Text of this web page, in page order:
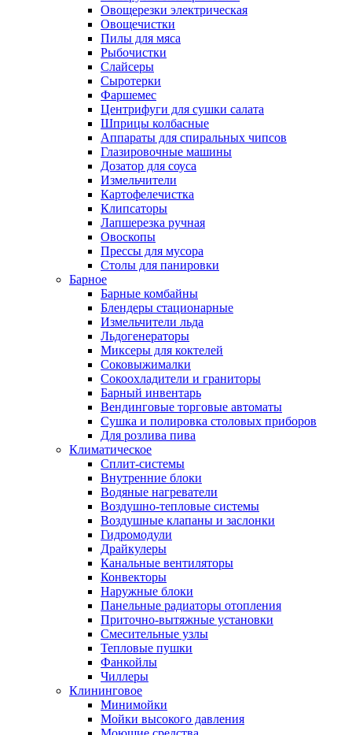
Овощерезки электрическая
Овощечистки
Пилы для мяса
Рыбочистки
Слайсеры
Сыротерки
Фаршемес
Центрифуги для сушки салата
Шприцы колбасные
Аппараты для спиральных чипсов
Глазировочные машины
Дозатор для соуса
Измельчители
Картофелечистка
Клипсаторы
Лапшерезка ручная
Овоскопы
Прессы для мусора
Столы для панировки
Барное
Барные комбайны
Блендеры стационарные
Измельчители льда
Льдогенераторы
Миксеры для коктелей
Соковыжималки
Сокоохладители и граниторы
Барный инвентарь
Вендинговые торговые автоматы
Сушка и полировка столовых приборов
Для розлива пива
Климатическое
Сплит-системы
Внутренние блоки
Водяные нагреватели
Воздушно-тепловые системы
Воздушные клапаны и заслонки
Гидромодули
Драйкулеры
Канальные вентиляторы
Конвекторы
Наружные блоки
Панельные радиаторы отопления
Приточно-вытяжные установки
Смесительные узлы
Тепловые пушки
Фанкойлы
Чиллеры
Клининговое
Минимойки
Мойки высокого давления